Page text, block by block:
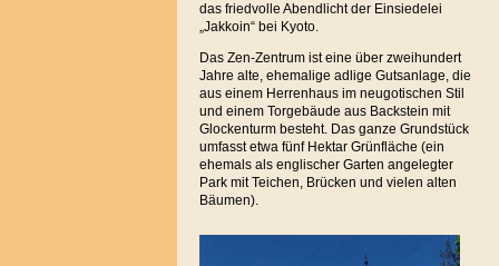
das friedvolle Abendlicht der Einsiedelei
„Jakkoin“ bei Kyoto.
Das Zen-Zentrum ist eine über zweihundert
Jahre alte, ehemalige adlige Gutsanlage, die
aus einem Herrenhaus im neugotischen Stil
und einem Torgebäude aus Backstein mit
Glockenturm besteht. Das ganze Grundstück
umfasst etwa fünf Hektar Grünfläche (ein
ehemals als englischer Garten angelegter
Park mit Teichen, Brücken und vielen alten
Bäumen).